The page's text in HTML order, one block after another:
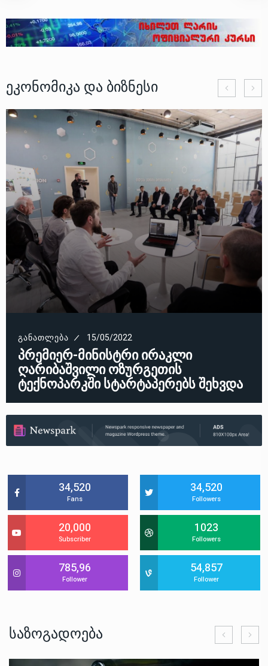
Ეკონომიკა Და Ბიზნესი
ᲒᲐᲜᲐᲗᲚᲔᲑᲐ 15/05/2022
პრემიერ-მინისტრი ირაკლი
ღარიბაშვილი ოზურგეთის
ტექნოპარკში სტარტაპერებს შეხვდა
34,520
Fans
34,520
Followers
20,000
Subscriber
1023
Followers
785,96
Follower
54,857
Follower
Საზოგადოება